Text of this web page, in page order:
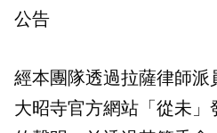
公告
經本團隊透過拉薩律師派
大昭寺官方網站「從未」